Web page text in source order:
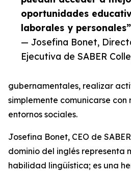
oportunidades
laborales y personales”
— Josefina Bonet,
Ejecutiva de SABER
gubernamentales, realizar
simplemente comunicarse con
entornos sociales.
Josefina Bonet, CEO de
dominio del inglés representa
habilidad lingüística; es una